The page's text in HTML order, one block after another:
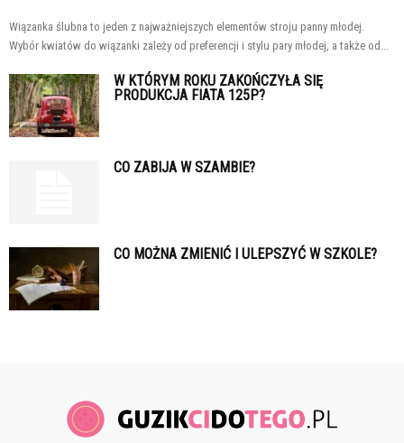
Wiązanka ślubna to jeden z najważniejszych elementów stroju panny młodej.
Wybór kwiatów do wiązanki zależy od preferencji i stylu pary młodej, a także od...
W KTÓRYM ROKU ZAKOŃCZYŁA SIĘ
PRODUKCJA FIATA 125P?
CO ZABIJA W SZAMBIE?
CO MOŻNA ZMIENIĆ I ULEPSZYĆ W SZKOLE?